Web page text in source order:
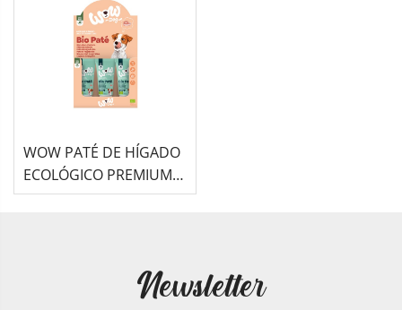
WOW PATÉ DE HÍGADO
ECOLÓGICO PREMIUM -
80G
Newsletter